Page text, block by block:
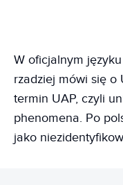
W oficjalnym
rzadziej mówi się o
termin UAP, czyli
phenomena. Po
jako